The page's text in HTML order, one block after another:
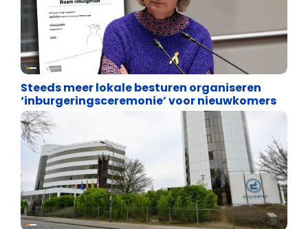
Binnenland politiek
Steeds meer lokale besturen organiseren
‘inburgeringsceremonie’ voor nieuwkomers
Binnenland politiek